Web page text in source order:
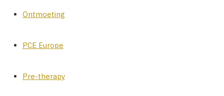
Ontmoeting
PCE Europe
Pre-therapy